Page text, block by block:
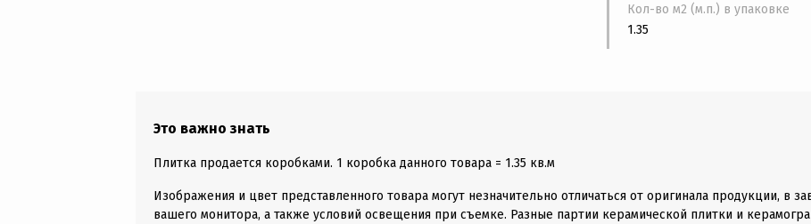
Кол-во м2 (м.п.) в упаковке
1.35
Это важно знать
Плитка продается коробками. 1 коробка данного товара = 1.35 кв.м
Изображения и цвет представленного товара могут незначительно отличаться от оригинала продукции, в
вашего монитора, а также условий освещения при съемке. Разные партии керамической плитки и